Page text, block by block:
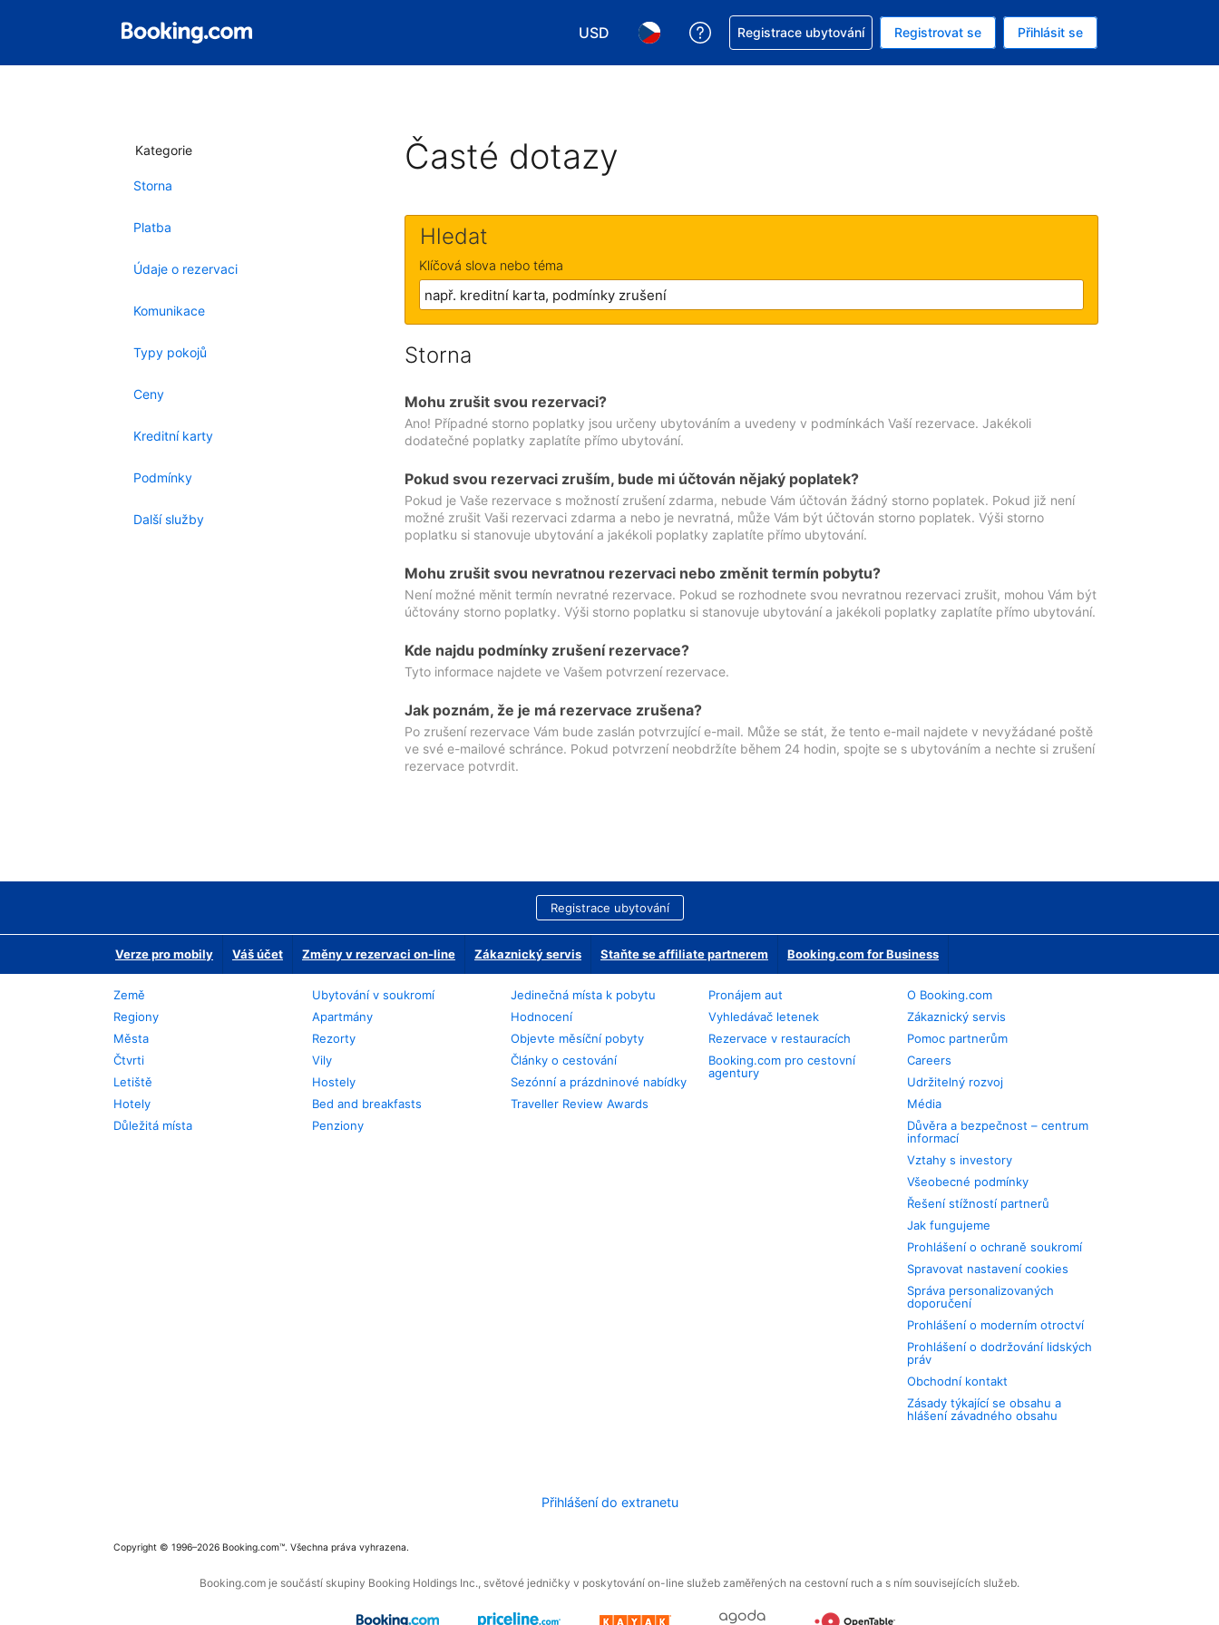
USD
Vyberte si měnu. Aktuálně zvolená měna: Americký dolar
Vyberte si jazyk. Aktuálně zvolený jazyk: V češtině
Asistence s rezervací
Registrace ubytování Registrovat se Přihlásit se
Kategorie
Storna
Platba
Údaje o rezervaci
Komunikace
Typy pokojů
Ceny
Kreditní karty
Podmínky
Další služby
Časté dotazy
Hledat
Klíčová slova nebo téma
Storna
Mohu zrušit svou rezervaci?
Ano! Případné storno poplatky jsou určeny ubytováním a uvedeny v podmínkách Vaší rezervace. Jakékoli
dodatečné poplatky zaplatíte přímo ubytování.
Pokud svou rezervaci zruším, bude mi účtován nějaký poplatek?
Pokud je Vaše rezervace s možností zrušení zdarma, nebude Vám účtován žádný storno poplatek. Pokud již není
možné zrušit Vaši rezervaci zdarma a nebo je nevratná, může Vám být účtován storno poplatek. Výši storno
poplatku si stanovuje ubytování a jakékoli poplatky zaplatíte přímo ubytování.
Mohu zrušit svou nevratnou rezervaci nebo změnit termín pobytu?
Není možné měnit termín nevratné rezervace. Pokud se rozhodnete svou nevratnou rezervaci zrušit, mohou Vám být
účtovány storno poplatky. Výši storno poplatku si stanovuje ubytování a jakékoli poplatky zaplatíte přímo ubytování.
Kde najdu podmínky zrušení rezervace?
Tyto informace najdete ve Vašem potvrzení rezervace.
Jak poznám, že je má rezervace zrušena?
Po zrušení rezervace Vám bude zaslán potvrzující e-mail. Může se stát, že tento e-mail najdete v nevyžádané poště
ve své e-mailové schránce. Pokud potvrzení neobdržíte během 24 hodin, spojte se s ubytováním a nechte si zrušení
rezervace potvrdit.
Registrace ubytování
Verze pro mobily Váš účet Změny v rezervaci on-line Zákaznický servis Staňte se affiliate partnerem Booking.com for Business
Země
Regiony
Města
Čtvrti
Letiště
Hotely
Důležitá místa
Ubytování v soukromí
Apartmány
Rezorty
Vily
Hostely
Bed and breakfasts
Penziony
Jedinečná místa k pobytu
Hodnocení
Objevte měsíční pobyty
Články o cestování
Sezónní a prázdninové nabídky
Traveller Review Awards
Pronájem aut
Vyhledávač letenek
Rezervace v restauracích
Booking.com pro cestovní
agentury
O Booking.com
Zákaznický servis
Pomoc partnerům
Careers
Udržitelný rozvoj
Média
Důvěra a bezpečnost – centrum
informací
Vztahy s investory
Všeobecné podmínky
Řešení stížností partnerů
Jak fungujeme
Prohlášení o ochraně soukromí
Spravovat nastavení cookies
Správa personalizovaných
doporučení
Prohlášení o moderním otroctví
Prohlášení o dodržování lidských
práv
Obchodní kontakt
Zásady týkající se obsahu a
hlášení závadného obsahu
Přihlášení do extranetu
Copyright © 1996–2026 Booking.com™. Všechna práva vyhrazena.
Booking.com je součástí skupiny Booking Holdings Inc., světové jedničky v poskytování on-line služeb zaměřených na cestovní ruch a s ním souvisejících služeb.